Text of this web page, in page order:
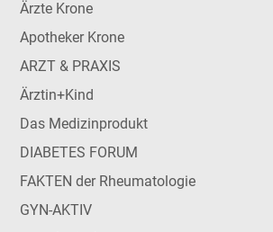
Ärzte Krone
Apotheker Krone
ARZT & PRAXIS
Ärztin+Kind
Das Medizinprodukt
DIABETES FORUM
FAKTEN der Rheumatologie
GYN-AKTIV